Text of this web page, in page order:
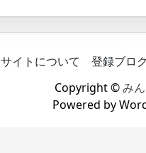
サイトについて 登録ブロ
Copyright ©み
Powered by